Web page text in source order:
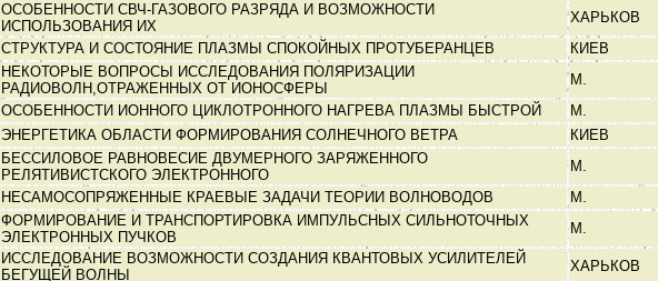
ОСОБЕННОСТИ СВЧ-ГАЗОВОГО РАЗРЯДА И ВОЗМОЖНОСТИ
ИСПОЛЬЗОВАНИЯ ИХ
ХАРЬКОВ
СТРУКТУРА И СОСТОЯНИЕ ПЛАЗМЫ СПОКОЙНЫХ ПРОТУБЕРАНЦЕВ КИЕВ
НЕКОТОРЫЕ ВОПРОСЫ ИССЛЕДОВАНИЯ ПОЛЯРИЗАЦИИ
РАДИОВОЛН,ОТРАЖЕННЫХ ОТ ИОНОСФЕРЫ
М.
ОСОБЕННОСТИ ИОННОГО ЦИКЛОТРОННОГО НАГРЕВА ПЛАЗМЫ БЫСТРОЙ М.
ЭНЕРГЕТИКА ОБЛАСТИ ФОРМИРОВАНИЯ СОЛНЕЧНОГО ВЕТРА КИЕВ
БЕССИЛОВОЕ РАВНОВЕСИЕ ДВУМЕРНОГО ЗАРЯЖЕННОГО
РЕЛЯТИВИСТСКОГО ЭЛЕКТРОННОГО
М.
НЕСАМОСОПРЯЖЕННЫЕ КРАЕВЫЕ ЗАДАЧИ ТЕОРИИ ВОЛНОВОДОВ М.
ФОРМИРОВАНИЕ И ТРАНСПОРТИРОВКА ИМПУЛЬСНЫХ СИЛЬНОТОЧНЫХ
ЭЛЕКТРОННЫХ ПУЧКОВ
М.
ИССЛЕДОВАНИЕ ВОЗМОЖНОСТИ СОЗДАНИЯ КВАНТОВЫХ УСИЛИТЕЛЕЙ
БЕГУЩЕЙ ВОЛНЫ
ХАРЬКОВ